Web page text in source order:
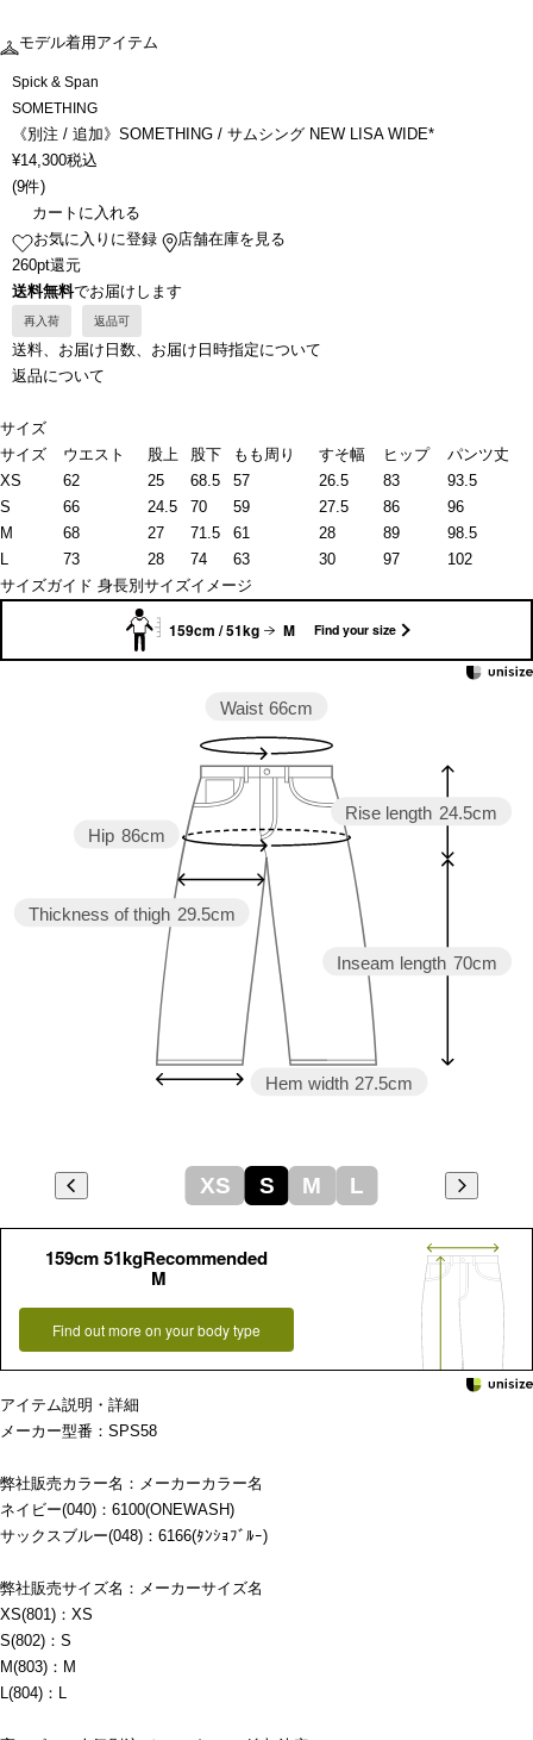
モデル着用アイテム
Spick & Span
SOMETHING
《別注 / 追加》SOMETHING / サムシング NEW LISA WIDE*
¥14,300税込
(9件)
カートに入れる
お気に入りに登録
店舗在庫を見る
260pt還元
送料無料でお届けします
再入荷 返品可
送料、お届け日数、お届け日時指定について
返品について
サイズ
サイズ
ウエスト 股上 股下 もも周り すそ幅 ヒップ
パンツ丈
XS
62 25 68.5 57 26.5 83
93.5
S
66 24.5 70 59 27.5 86
96
M
68 27 71.5 61 28 89
98.5
L
73 28 74 63 30 97
102
サイズガイド 身長別サイズイメージ
159cm / 51kg M Find your size
Inseam length 70cm
Rise length 24.5cm
Hem width 27.5cm
Thickness of thigh 29.5cm
Hip 86cm
Waist 66cm
XS S M L
159cm 51kgRecommended
M
Find out more on your body type
アイテム説明・詳細
メーカー型番：SPS58
弊社販売カラー名：メーカーカラー名
ネイビー(040)：6100(ONEWASH)
サックスブルー(048)：6166(ﾀﾝｼｮﾌﾞﾙｰ)
弊社販売サイズ名：メーカーサイズ名
XS(801)：XS
S(802)：S
M(803)：M
L(804)：L